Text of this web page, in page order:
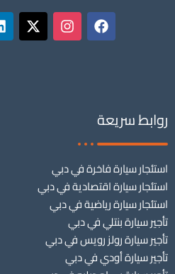
روابط سريعة
استئجار سيارة فاخرة في دبي
استئجار سيارة اقتصادية في دبي
استئجار سيارة رياضية في دبي
تأجير سيارة بنتلي في دبي
تأجير سيارة رولز رويس في دبي
تأجير سيارة أودي في دبي